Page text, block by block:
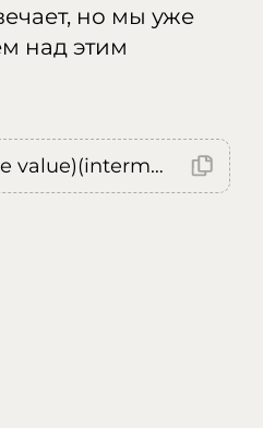
но мы уже
над этим
Error: (intermediate value)(intermediate value)(intermediate value).replaceAll is not a function